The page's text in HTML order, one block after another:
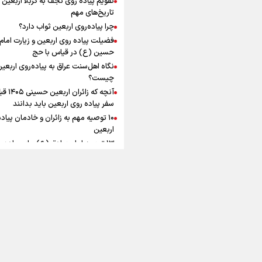
به زوجیت
افزوده چقدر است؟
اینفوبرنا/ سقف معافیت مالیاتی
حقوق کارکنان دولت و
در بودجه ۱۴۰۵ چقدر است؟
تاریخ‌های مهم
چرا پیاده‌روی اربعین ثواب دارد؟
فضیلت پیاده روی اربعین و زیارت امام
حسین (ع) در قیاس با حج
نگاه اهل‌سنت عراق به پیاده‌روی
چیست؟
آنچه که
سفر پیاده روی اربعین باید بدانند
۱۰ توصیه مهم به زائران و خادمان
اربعین
۱۳ توصیه امام صادق (ع) برای